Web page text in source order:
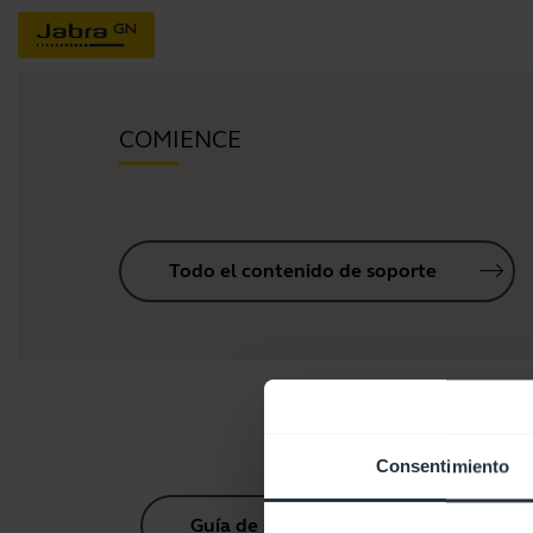
Consentimiento
COMIENCE
Todo el contenido de soporte
Guía de sincronización Bluetooth